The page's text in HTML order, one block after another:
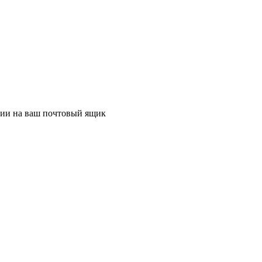
на ваш почтовый ящик